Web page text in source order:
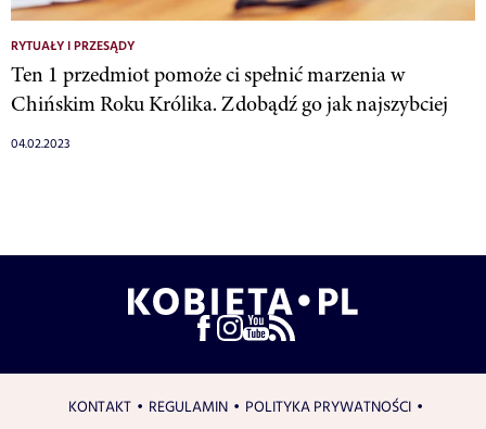
RYTUAŁY I PRZESĄDY
Ten 1 przedmiot pomoże ci spełnić marzenia w
Chińskim Roku Królika. Zdobądź go jak najszybciej
04.02.2023
KONTAKT REGULAMIN
POLITYKA PRYWATNOŚCI